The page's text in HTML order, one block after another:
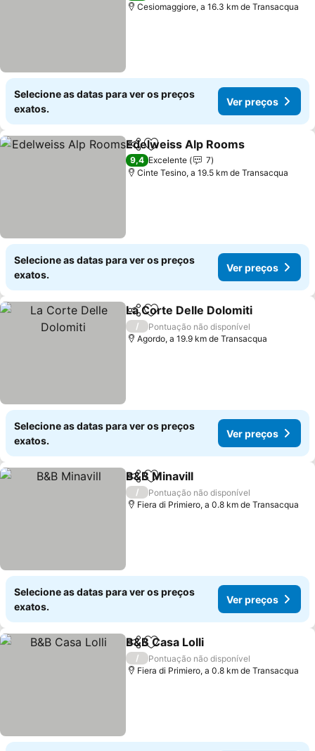
Cesiomaggiore, a 16.3 km de Transacqua
Selecione as datas para ver os preços
exatos.
Ver preços
PartilharAdicionar aos favoritos
Edelweiss Alp Rooms
9,4 Excelente
7
Cinte Tesino, a 19.5 km de Transacqua
Selecione as datas para ver os preços
exatos.
Ver preços
PartilharAdicionar aos favoritos
La Corte Delle Dolomiti
/
Pontuação não disponível
Agordo, a 19.9 km de Transacqua
Selecione as datas para ver os preços
exatos.
Ver preços
PartilharAdicionar aos favoritos
B&B Minavill
/
Pontuação não disponível
Fiera di Primiero, a 0.8 km de Transacqua
Selecione as datas para ver os preços
exatos.
Ver preços
PartilharAdicionar aos favoritos
B&B Casa Lolli
/
Pontuação não disponível
Fiera di Primiero, a 0.8 km de Transacqua